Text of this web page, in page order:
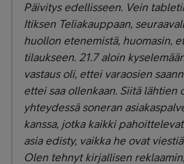
Päivitys edellisseen. Vein
Itiksen Teliakauppaan,
huollon etenemistä, huomasin,
tilaukseen. 21.7 aloin
vastaus oli, ettei varaosien
ettei saa ollenkaan. Siitä
yhteydessä soneran
kanssa, jotka kaikki
asia edisty, vaikka he ovat
Olen tehnyt kirjallisen